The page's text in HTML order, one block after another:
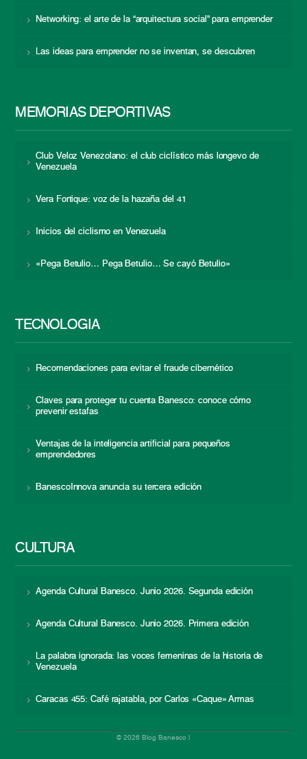
Networking: el arte de la “arquitectura social” para emprender
Las ideas para emprender no se inventan, se descubren
MEMORIAS DEPORTIVAS
Club Veloz Venezolano: el club ciclístico más longevo de
Venezuela
Vera Fortique: voz de la hazaña del 41
Inicios del ciclismo en Venezuela
«Pega Betulio… Pega Betulio… Se cayó Betulio»
TECNOLOGÍA
Recomendaciones para evitar el fraude cibernético
Claves para proteger tu cuenta Banesco: conoce cómo
prevenir estafas
Ventajas de la inteligencia artificial para pequeños
emprendedores
BanescoInnova anuncia su tercera edición
CULTURA
Agenda Cultural Banesco. Junio 2026. Segunda edición
Agenda Cultural Banesco. Junio 2026. Primera edición
La palabra ignorada: las voces femeninas de la historia de
Venezuela
Caracas 455: Café rajatabla, por Carlos «Caque» Armas
© 2026 Blog Banesco |